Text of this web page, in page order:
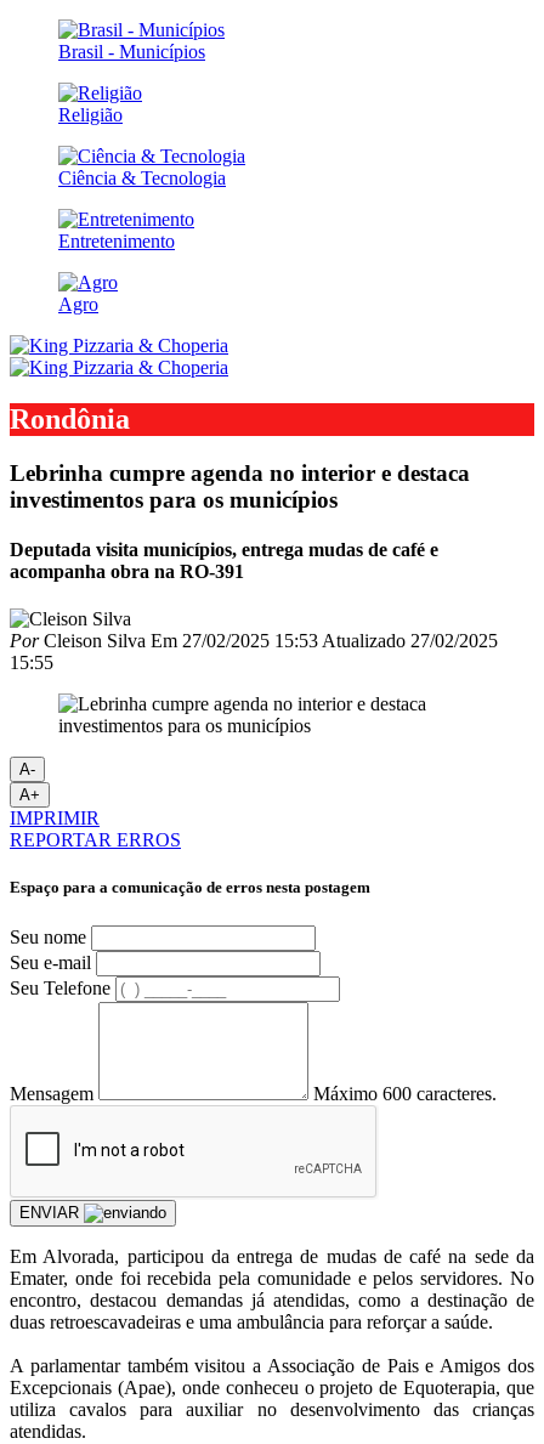
Brasil - Municípios
Religião
Ciência & Tecnologia
Entretenimento
Agro
Rondônia
Lebrinha cumpre agenda no interior e destaca
investimentos para os municípios
Deputada visita municípios, entrega mudas de café e
acompanha obra na RO-391
PorCleison Silva Em 27/02/2025 15:53 Atualizado 27/02/2025
15:55
A-
A+
IMPRIMIR
REPORTAR ERROS
Espaço para a comunicação de erros nesta postagem
Seu nome
Seu e-mail
Seu Telefone
Mensagem Máximo 600 caracteres.
ENVIAR
Em Alvorada, participou da entrega de mudas de café na sede da
Emater, onde foi recebida pela comunidade e pelos servidores. No
encontro, destacou demandas já atendidas, como a destinação de
duas retroescavadeiras e uma ambulância para reforçar a saúde.
A parlamentar também visitou a Associação de Pais e Amigos dos
Excepcionais (Apae), onde conheceu o projeto de Equoterapia, que
utiliza cavalos para auxiliar no desenvolvimento das crianças
atendidas.